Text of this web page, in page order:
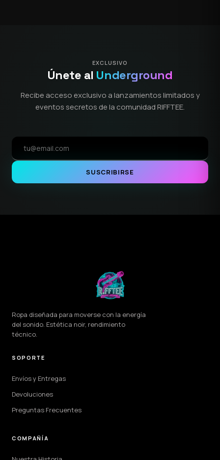
EXCLUSIVO
Únete al Underground
Recibe acceso exclusivo a lanzamientos limitados y
eventos secretos de la comunidad RIFFTEE.
SUSCRIBIRSE
Ropa diseñada para moverse con la energía
del sonido. Estética noir, rendimiento
técnico.
SOPORTE
Envíos y Entregas
Devoluciones
Preguntas Frecuentes
COMPAÑÍA